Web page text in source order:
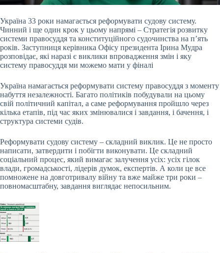
Україна 33 роки намагається реформувати судову систему.
Чинний і ще один крок у цьому напрямі – Стратегія розвитку
системи правосуддя та конституційного судочинства на п’ять
років. Заступниця керівника Офісу президента Ірина Мудра
розповідає, які наразі є виклики впровадження змін і яку
систему правосуддя ми можемо мати у фіналі
Україна намагається реформувати систему правосуддя з моменту
набуття незалежності. Багато політиків побудували на цьому
свій політичний капітал, а саме реформування пройшло через
кілька етапів, під час яких змінювалися і завдання, і бачення, і
структура системи судів.
Реформувати судову систему – складний виклик. Це не просто
написати, затвердити і побігти виконувати. Це складний
соціальний процес, який вимагає залучення усіх: усіх гілок
влади, громадськості, лідерів думок, експертів. А коли це все
помножене на довготривалу війну та вже майже три роки –
повномасштабну, завдання виглядає непосильним.